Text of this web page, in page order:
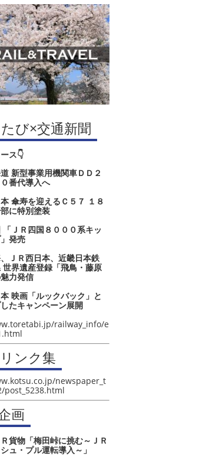
び×交通新聞
ス👇
新型事業用機関車ＤＤ２
番代導入へ
傘寿を迎えるＣ５７ １８
に特別塗装
ＪＲ四国８０００系キッ
発売
ＪＲ西日本、近畿日本鉄
世界遺産登録「飛鳥・藤原
力発信
映画「ルックバック」と
たキャンペーン展開
railway_info/e
ンク集
newspaper_t
post_5238.html
画
貨物「梅田峠に挑む～ＪＲ
ュ・プル運転導入～」